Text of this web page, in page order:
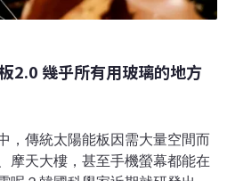
2.0 幾乎所有用玻璃的地方
，傳統太陽能板因需大量空間而
摩天大樓，甚至手機螢幕都能在